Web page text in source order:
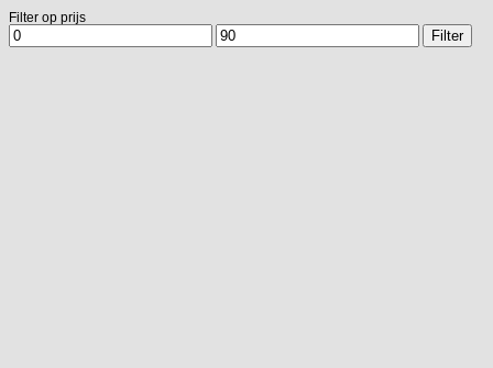
Filter op prijs
Min.
prijs
Max.
prijs
Filter